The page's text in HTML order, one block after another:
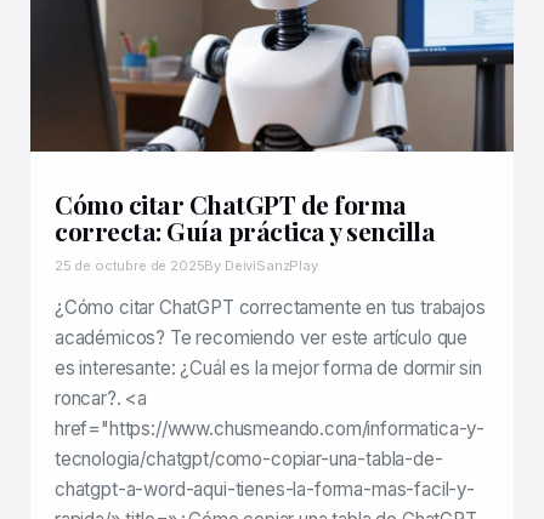
Cómo citar ChatGPT de forma
correcta: Guía práctica y sencilla
25 de octubre de 2025By DeiviSanzPlay
¿Cómo citar ChatGPT correctamente en tus trabajos
académicos? Te recomiendo ver este artículo que
es interesante: ¿Cuál es la mejor forma de dormir sin
roncar?. <a
href="https://www.chusmeando.com/informatica-y-
tecnologia/chatgpt/como-copiar-una-tabla-de-
chatgpt-a-word-aqui-tienes-la-forma-mas-facil-y-